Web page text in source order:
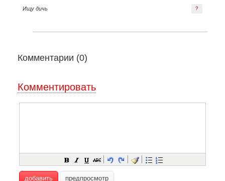
?
Ищу дичь
Комментарии (0)
Комментировать
добавить предпросмотр